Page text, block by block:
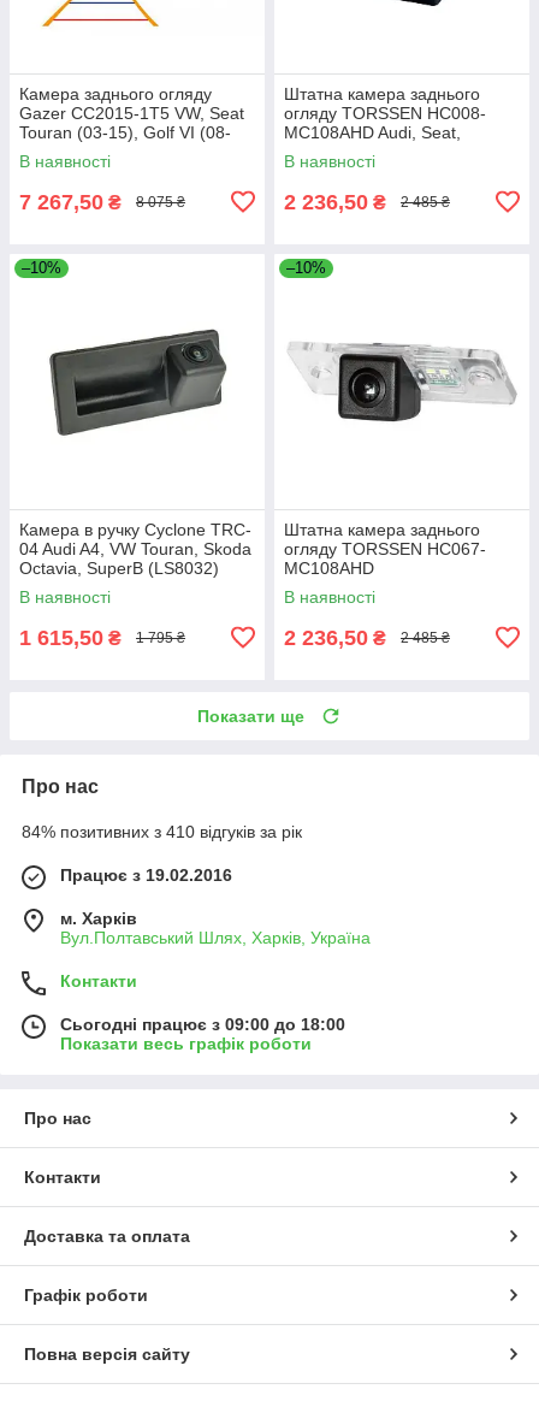
Камера заднього огляду
Gazer CC2015-1T5 VW, Seat
Touran (03-15), Golf VI (08-
12), Tiguan I (07-18), Jetta
(A6)
В наявності
7 267,50 ₴ 8 075 ₴
Штатна камера заднього
огляду TORSSEN HC008-
MC108AHD Audi, Seat,
Volkswagen
В наявності
2 236,50 ₴ 2 485 ₴
–10%
Камера в ручку Cyclone TRC-
04 Audi A4, VW Touran, Skoda
Octavia, SuperB (LS8032)
В наявності
1 615,50 ₴ 1 795 ₴
–10%
Штатна камера заднього
огляду TORSSEN HC067-
MC108AHD
В наявності
2 236,50 ₴ 2 485 ₴
Показати ще
Про нас
84% позитивних з 410 відгуків за рік
Працює з 19.02.2016
м. Харків
Вул.Полтавський Шлях, Харків, Україна
Контакти
Сьогодні працює з 09:00 до 18:00
Показати весь графік роботи
Про нас
Контакти
Доставка та оплата
Графік роботи
Повна версія сайту